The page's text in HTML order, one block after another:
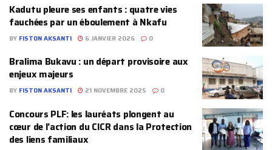
Kadutu pleure ses enfants : quatre vies
fauchées par un éboulement à Nkafu
BY FISTON AKSANTI 6 JANVIER 2026 0
Bralima Bukavu : un départ provisoire aux
enjeux majeurs
BY FISTON AKSANTI 21 NOVEMBRE 2025 0
Concours PLF: les lauréats plongent au
cœur de l’action du CICR dans la Protection
des liens familiaux